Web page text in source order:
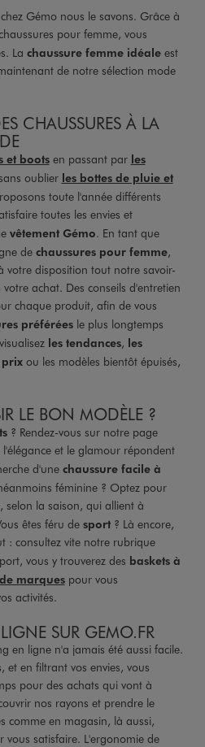
Gémo nous le savons. Grâce à
pour femme, vous
La chaussure femme idéaleest
de notre sélection mode
CHAUSSURES À LA
et bootsen passant par les
oublier les bottes de pluie et
toute l'année différents
toutes les envies et
vêtement Gémo. En tant que
de chaussures pour femme,
votre disposition tout notre savoir-
achat. Des conseils d'entretien
chaque produit, afin de vous
préféréesle plus longtemps
les tendances, les
ou les modèles bientôt épuisés,
LE BON MODÈLE ?
? Rendez-vous sur notre page
et le glamour répondent
d'une chaussure facile à
féminine ? Optez pour
selon la saison, qui allient à
êtes féru de sport? Là encore,
: consultez vite notre rubrique
vous y trouverez des baskets à
marquespour vous
activités.
SUR GEMO.FR
en ligne n'a jamais été aussi facile.
et en filtrant vos envies, vous
pour des achats qui vont à
nos rayons et prendre le
comme en magasin, là aussi,
satisfaire. L'ergonomie de